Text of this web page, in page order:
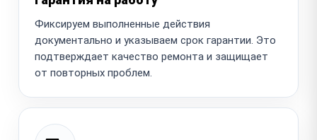
Фиксируем выполненные действия
документально и указываем срок гарантии. Это
подтверждает качество ремонта и защищает
от повторных проблем.